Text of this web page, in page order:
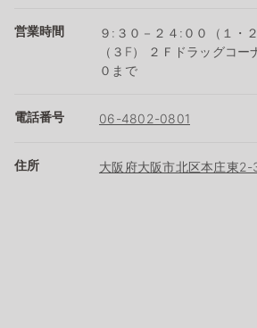
営業時間
９:３０－２４:００（１・
（３F） ２Ｆドラッグコ
０まで
電話番号 06-4802-0801
住所 大阪府大阪市北区本庄東